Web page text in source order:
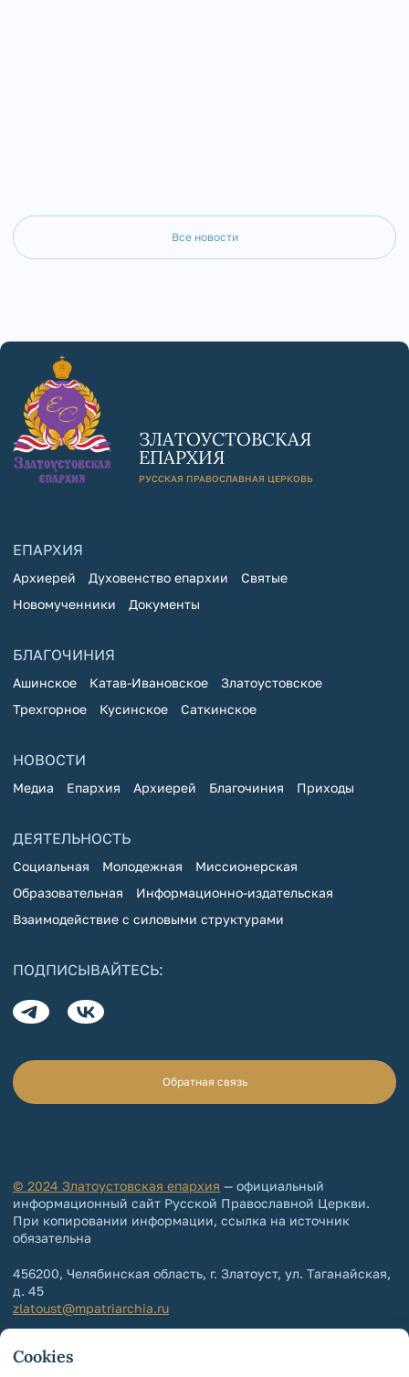
Все новости
ЗЛАТОУСТОВСКАЯ
ЕПАРХИЯ
РУССКАЯ ПРАВОСЛАВНАЯ ЦЕРКОВЬ
ЕПАРХИЯ
Архиерей Духовенство епархии
Святые
Новомученники
Документы
БЛАГОЧИНИЯ
Ашинское Катав-Ивановское
Златоустовское
Трехгорное
Кусинское Саткинское
НОВОСТИ
Медиа Епархия Архиерей Благочиния Приходы
ДЕЯТЕЛЬНОСТЬ
Социальная Молодежная
Миссионерская
Образовательная
Информационно-издательская
Взаимодействие с силовыми структурами
ПОДПИСЫВАЙТЕСЬ:
Обратная связь
© 2024 Златоустовская епархия — официальный
информационный сайт Русской Православной Церкви.
При копировании информации, ссылка на источник
обязательна
456200, Челябинская область, г. Златоуст, ул. Таганайская,
д. 45
zlatoust@mpatriarchia.ru
+7 (3513) 64-64-64
Cookies